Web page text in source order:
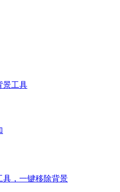
景工具
具，一键移除背景